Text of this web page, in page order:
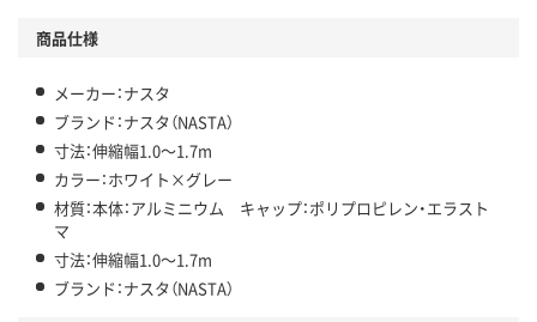
商品仕様
メーカー：ナスタ
ブランド：ナスタ（NASTA）
寸法：伸縮幅1.0～1.7m
カラー：ホワイト×グレー
材質：本体：アルミニウム キャップ：ポリプロピレン・エラスト
マ
寸法：伸縮幅1.0～1.7m
ブランド：ナスタ（NASTA）